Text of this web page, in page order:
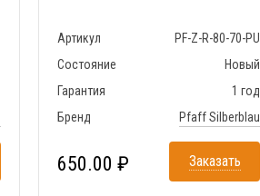
Артикул
PF-Z-R-80-70-PU
Состояние
Новый
Гарантия
1 год
Бренд
Pfaff Silberblau
650.00 ₽ Заказать